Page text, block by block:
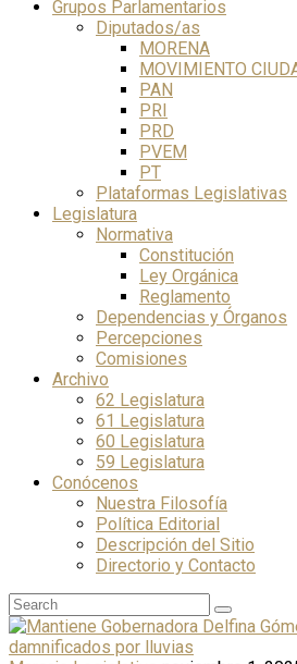
Grupos Parlamentarios
Diputados/as
MORENA
MOVIMIENTO
PAN
PRI
PRD
PVEM
PT
Plataformas Legislativas
Legislatura
Normativa
Constitución
Ley Orgánica
Reglamento
Dependencias y Órganos
Percepciones
Comisiones
Archivo
62 Legislatura
61 Legislatura
60 Legislatura
59 Legislatura
Conócenos
Nuestra Filosofía
Política Editorial
Descripción del Sitio
Directorio y Contacto